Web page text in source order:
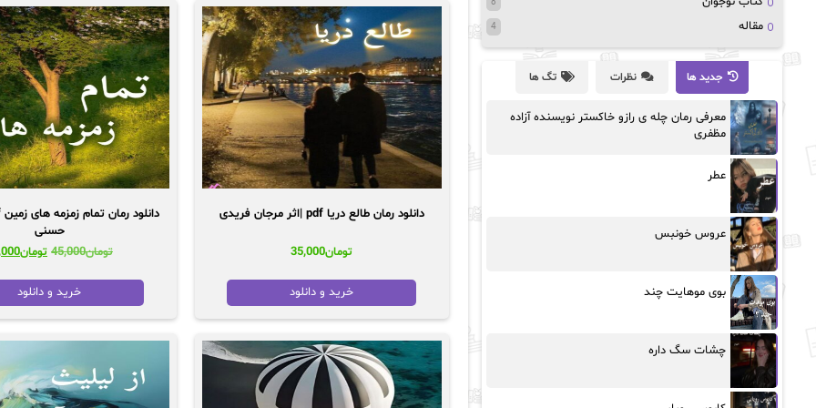
دانلود رمان طالع دریا pdf |اثر مرجان فریدی
تومان35,000
خرید و دانلود
حسنی
تومان45,000 قیمت
بود.
تومان
خرید و دانلود
مقاله 4
جدید ها نظرات تگ ها
معرفی رمان چله ی رازو خاکستر نویسنده آزاده
مظفری
عطر
عروس خونبس
بوی موهایت چند
چشات سگ داره